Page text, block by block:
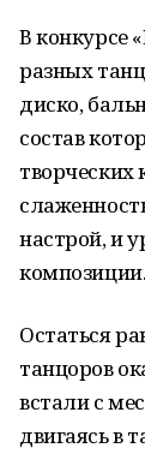
В конкурсе
разных
диско,
состав
творческих
настрой, и
композиции.
Остаться
танцоров
встали с
двигаясь в